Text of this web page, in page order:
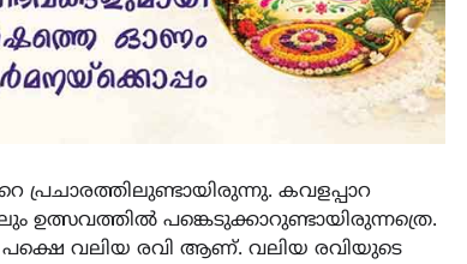
കവളപ്പാറ
ഉത്സവത്തിൽ പങ്കെടുക്കാറുണ്ടായിരുന്നത്രെ.
പക്ഷെ വലിയ രവി ആണ്. വലിയ രവിയുടെ